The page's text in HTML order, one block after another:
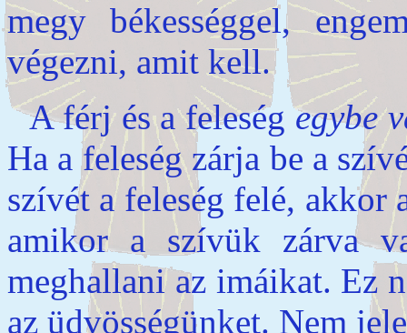
megy békességgel,
végezni, amit kell.
A férj és a feleségegybe
Ha a feleség zárja be a
szívét a feleség felé, akkor
amikor a szívük zárva
meghallani az imáikat. Ez
az üdvösségünket. Nem